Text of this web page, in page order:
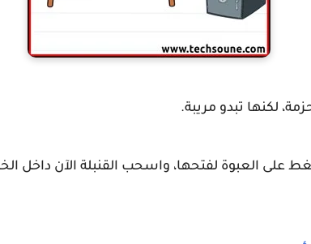
لكنها تبدو مريبة.
على العبوة لفتحها، واسحب القنبلة الآن داخل